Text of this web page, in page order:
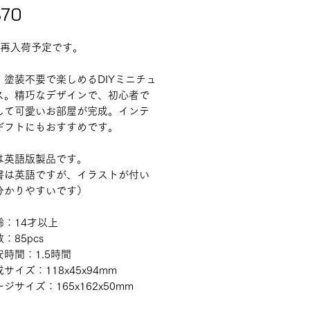
入荷予定です。
塗装不要で楽しめるDIYミニチュ
。精巧なデザインで、初心者で
て可愛いお部屋が完成。インテ
フトにもおすすめです。
語版製品です。
は英語ですが、イラストが付い
りやすいです）
：14才以上
：85pcs
時間：1.5時間
サイズ：118x45x94mm
ジサイズ：165x162x50mm